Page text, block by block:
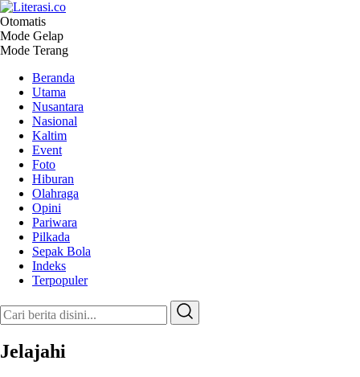
Literasi.co
Pilar Informasi
Otomatis
Mode Gelap
Mode Terang
Beranda
Utama
Nusantara
Nasional
Kaltim
Event
Foto
Hiburan
Olahraga
Opini
Pariwara
Pilkada
Sepak Bola
Indeks
Terpopuler
Jelajahi